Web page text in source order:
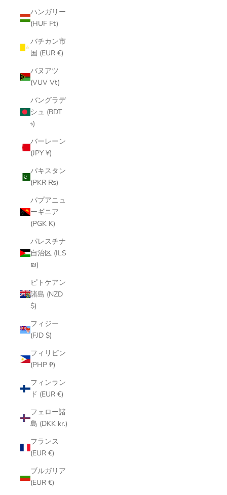
ハンガリー
(HUF Ft)
バチカン市
国 (EUR €)
バヌアツ
(VUV Vt)
バングラデ
シュ (BDT
৳)
バーレーン
(JPY ¥)
パキスタン
(PKR ₨)
パプアニュ
ーギニア
(PGK K)
パレスチナ
自治区 (ILS
₪)
ピトケアン
諸島 (NZD
$)
フィジー
(FJD $)
フィリピン
(PHP ₱)
フィンラン
ド (EUR €)
フェロー諸
島 (DKK kr.)
フランス
(EUR €)
ブルガリア
(EUR €)